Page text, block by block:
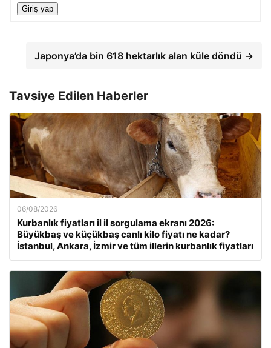
Giriş yap
Japonya’da bin 618 hektarlık alan küle döndü →
Tavsiye Edilen Haberler
06/08/2026
Kurbanlık fiyatları il il sorgulama ekranı 2026:
Büyükbaş ve küçükbaş canlı kilo fiyatı ne kadar?
İstanbul, Ankara, İzmir ve tüm illerin kurbanlık fiyatları